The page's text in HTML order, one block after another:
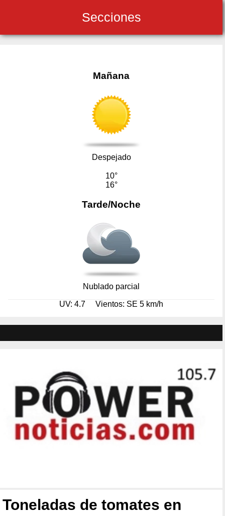
Secciones
Mañana
Despejado
10°
16°
Tarde/Noche
Nublado parcial
UV: 4.7 Vientos: SE 5 km/h
Toneladas de tomates en